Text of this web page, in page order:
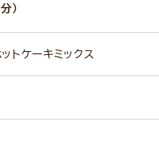
）
トケーキミックス